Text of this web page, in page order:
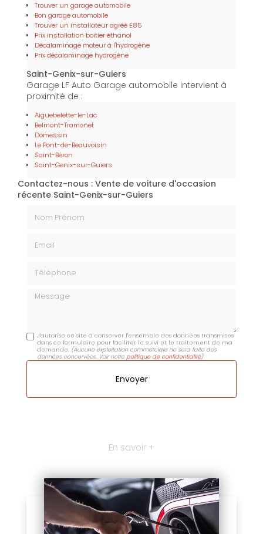
Trouver un garage automobile
Bon garage automobile
Trouver un installateur agréé E85
Prix installation boitier éthanol
Décalaminage moteur à l'hydrogène
Prix décalaminage hydrogène
Saint-Genix-sur-Guiers
Garage LF Auto Garage automobile intervient à
proximité de :
Aiguebelette-le-Lac
Belmont-Tramonet
Domessin
Le Pont-de-Beauvoisin
Saint-Béron
Saint-Genix-sur-Guiers
Contactez-nous : Vente de voiture d'occasion
récente Saint-Genix-sur-Guiers
Message
J'autorise ce site à conserver l'ensemble des données transmises
dans ce formulaire pour faciliter le suivi et le traitement de ma
demande. (Aucune exploitation commerciale ne sera faite des
données concervées. Voir notrepolitique de confidentialité)
En savoir +